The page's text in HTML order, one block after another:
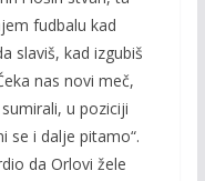
fudbalu kad
slaviš, kad izgubiš
nas novi meč,
u poziciji
se i dalje pitamo“.
da Orlovi žele